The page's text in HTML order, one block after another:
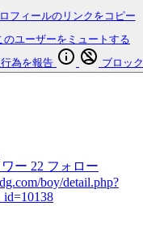
フィールのリンクをコピー
のユーザーをミュートする
為を報告
ブロック
ー 22 フォロー
boy/detail.php?